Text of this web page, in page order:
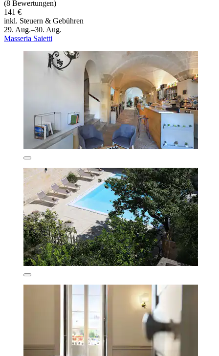
(8 Bewertungen)
141 €
inkl. Steuern & Gebühren
29. Aug.–30. Aug.
Masseria Saietti